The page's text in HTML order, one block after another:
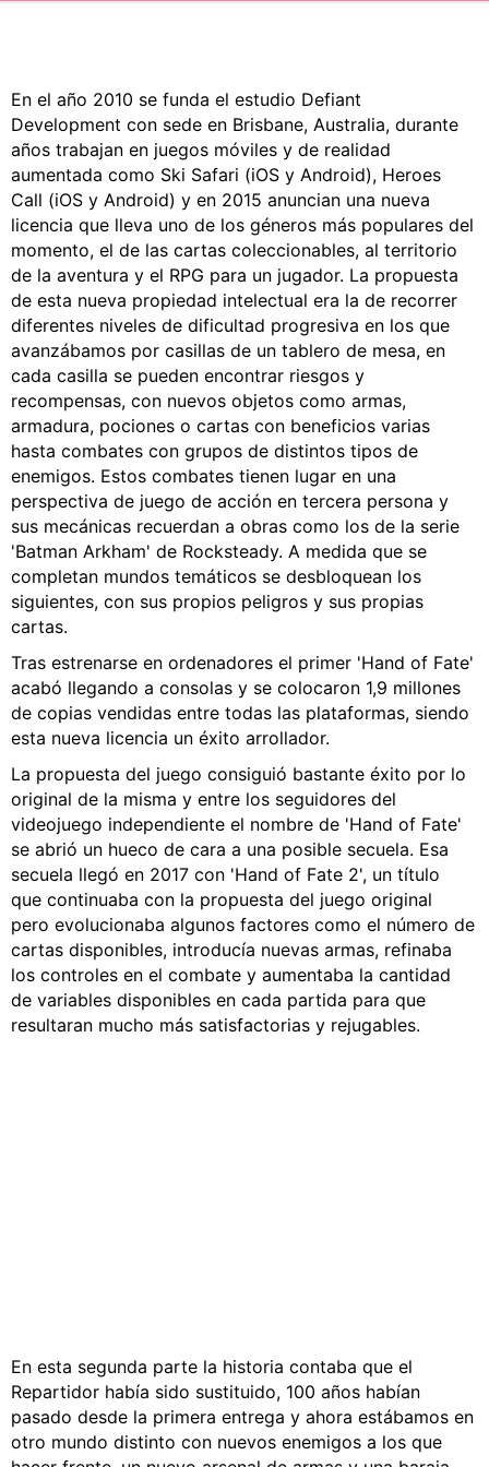
En el año 2010 se funda el estudio Defiant
Development con sede en Brisbane, Australia, durante
años trabajan en juegos móviles y de realidad
aumentada como Ski Safari (iOS y Android), Heroes
Call (iOS y Android) y en 2015 anuncian una nueva
licencia que lleva uno de los géneros más populares del
momento, el de las cartas coleccionables, al territorio
de la aventura y el RPG para un jugador. La propuesta
de esta nueva propiedad intelectual era la de recorrer
diferentes niveles de dificultad progresiva en los que
avanzábamos por casillas de un tablero de mesa, en
cada casilla se pueden encontrar riesgos y
recompensas, con nuevos objetos como armas,
armadura, pociones o cartas con beneficios varias
hasta combates con grupos de distintos tipos de
enemigos. Estos combates tienen lugar en una
perspectiva de juego de acción en tercera persona y
sus mecánicas recuerdan a obras como los de la serie
'Batman Arkham' de Rocksteady. A medida que se
completan mundos temáticos se desbloquean los
siguientes, con sus propios peligros y sus propias
cartas.
Tras estrenarse en ordenadores el primer 'Hand of Fate'
acabó llegando a consolas y se colocaron 1,9 millones
de copias vendidas entre todas las plataformas, siendo
esta nueva licencia un éxito arrollador.
La propuesta del juego consiguió bastante éxito por lo
original de la misma y entre los seguidores del
videojuego independiente el nombre de 'Hand of Fate'
se abrió un hueco de cara a una posible secuela. Esa
secuela llegó en 2017 con 'Hand of Fate 2', un título
que continuaba con la propuesta del juego original
pero evolucionaba algunos factores como el número de
cartas disponibles, introducía nuevas armas, refinaba
los controles en el combate y aumentaba la cantidad
de variables disponibles en cada partida para que
resultaran mucho más satisfactorias y rejugables.
En esta segunda parte la historia contaba que el
Repartidor había sido sustituido, 100 años habían
pasado desde la primera entrega y ahora estábamos en
otro mundo distinto con nuevos enemigos a los que